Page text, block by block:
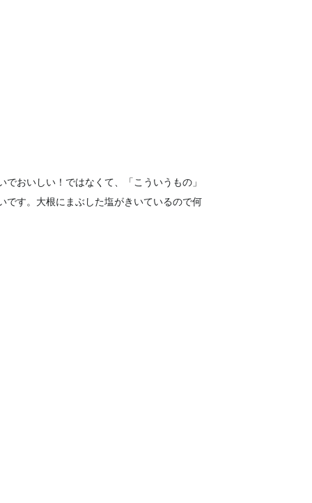
おいしい！ではなくて、「こういうもの」
です。大根にまぶした塩がきいているので何